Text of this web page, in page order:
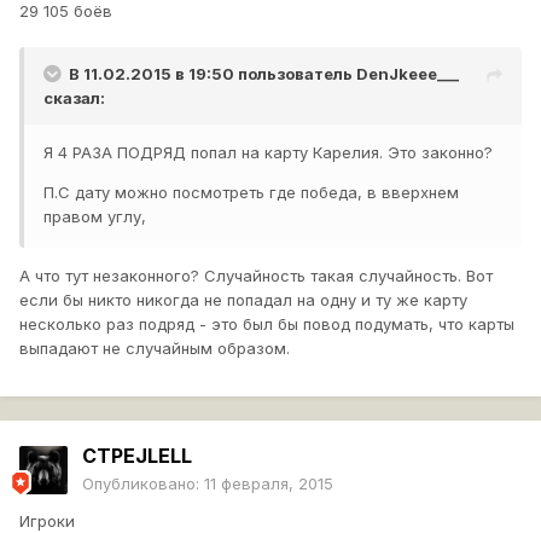
29 105 боёв
В 11.02.2015 в 19:50 пользователь DenJkeee___
сказал:
Я 4 РАЗА ПОДРЯД попал на карту Карелия. Это законно?
П.С дату можно посмотреть где победа, в вверхнем
правом углу,
А что тут незаконного? Случайность такая случайность. Вот
если бы никто никогда не попадал на одну и ту же карту
несколько раз подряд - это был бы повод подумать, что карты
выпадают не случайным образом.
CTPEJLELL
Опубликовано: 11 февраля, 2015
Игроки